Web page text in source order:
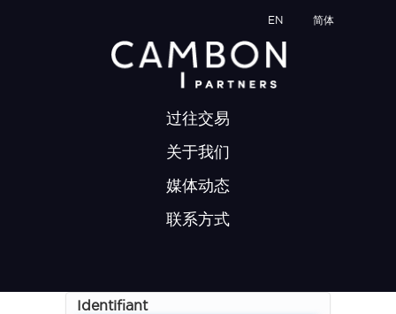
EN 简体
过往交易
关于我们
媒体动态
联系方式
Identifiant